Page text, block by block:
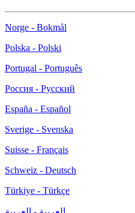
Norge - Bokmål
Polska - Polski
Portugal - Português
Россия - Русский
España - Español
Sverige - Svenska
Suisse - Français
Schweiz - Deutsch
Türkiye - Türkçe